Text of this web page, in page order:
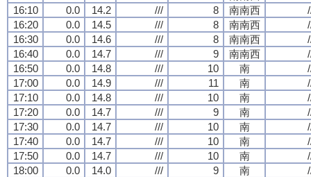
16:10
0.0 14.2 /// 8 南南西
16:20
0.0 14.5 /// 8 南南西
16:30
0.0 14.6 /// 8 南南西
16:40
0.0 14.7 /// 9 南南西
16:50
0.0 14.8 /// 10 南
17:00
0.0 14.9 /// 11 南
17:10
0.0 14.8 /// 10 南
17:20
0.0 14.7 /// 9 南
17:30
0.0 14.7 /// 10 南
17:40
0.0 14.7 /// 10 南
17:50
0.0 14.7 /// 10 南
18:00
0.0 14.0 /// 9 南